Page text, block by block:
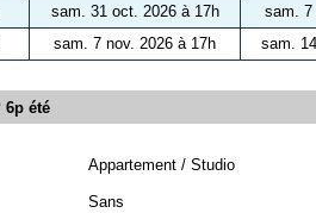
sam. 31 oct. 2026 à 17h
sam. 7
sam. 7 nov. 2026 à 17h sam.
6p été
Appartement / Studio
Sans